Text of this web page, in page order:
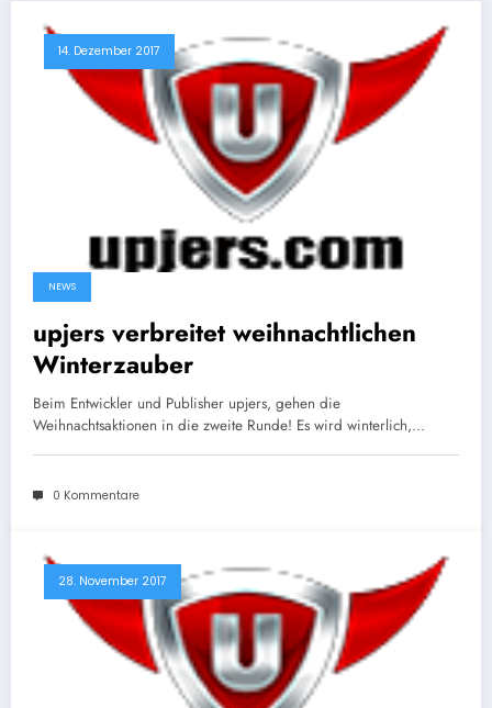
14. Dezember 2017
NEWS
upjers verbreitet weihnachtlichen
Winterzauber
Beim Entwickler und Publisher upjers, gehen die
Weihnachtsaktionen in die zweite Runde! Es wird winterlich,…
0 Kommentare
28. November 2017